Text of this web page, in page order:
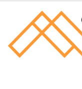
content